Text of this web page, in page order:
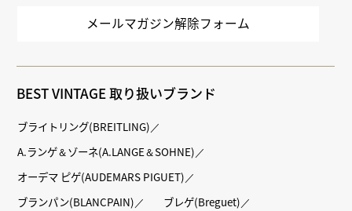
メールマガジン解除フォーム
BEST VINTAGE 取り扱いブランド
ブライトリング(BREITLING)
A.ランゲ＆ゾーネ(A.LANGE＆SOHNE)
オーデマ ピゲ(AUDEMARS PIGUET)
ブランパン(BLANCPAIN)
ブレゲ(Breguet)